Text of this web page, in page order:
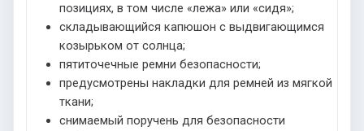
позициях, в том числе «лежа» или «сидя»;
складывающийся капюшон с выдвигающимся
козырьком от солнца;
пятиточечные ремни безопасности;
предусмотрены накладки для ремней из мягкой
ткани;
снимаемый поручень для безопасности